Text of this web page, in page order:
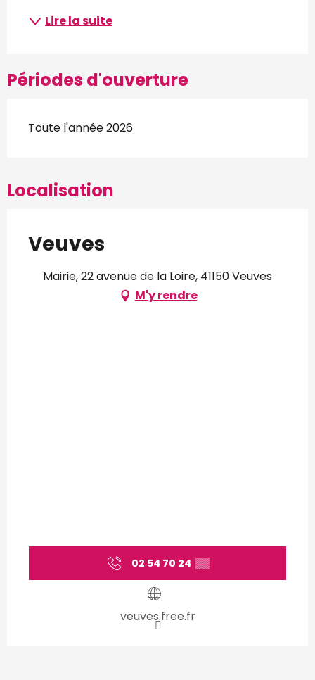
Lire la suite
Périodes d'ouverture
Toute l'année 2026
Localisation
Veuves
Mairie, 22 avenue de la Loire, 41150 Veuves
M'y rendre
02 54 70 24 ▒▒
veuves.free.fr